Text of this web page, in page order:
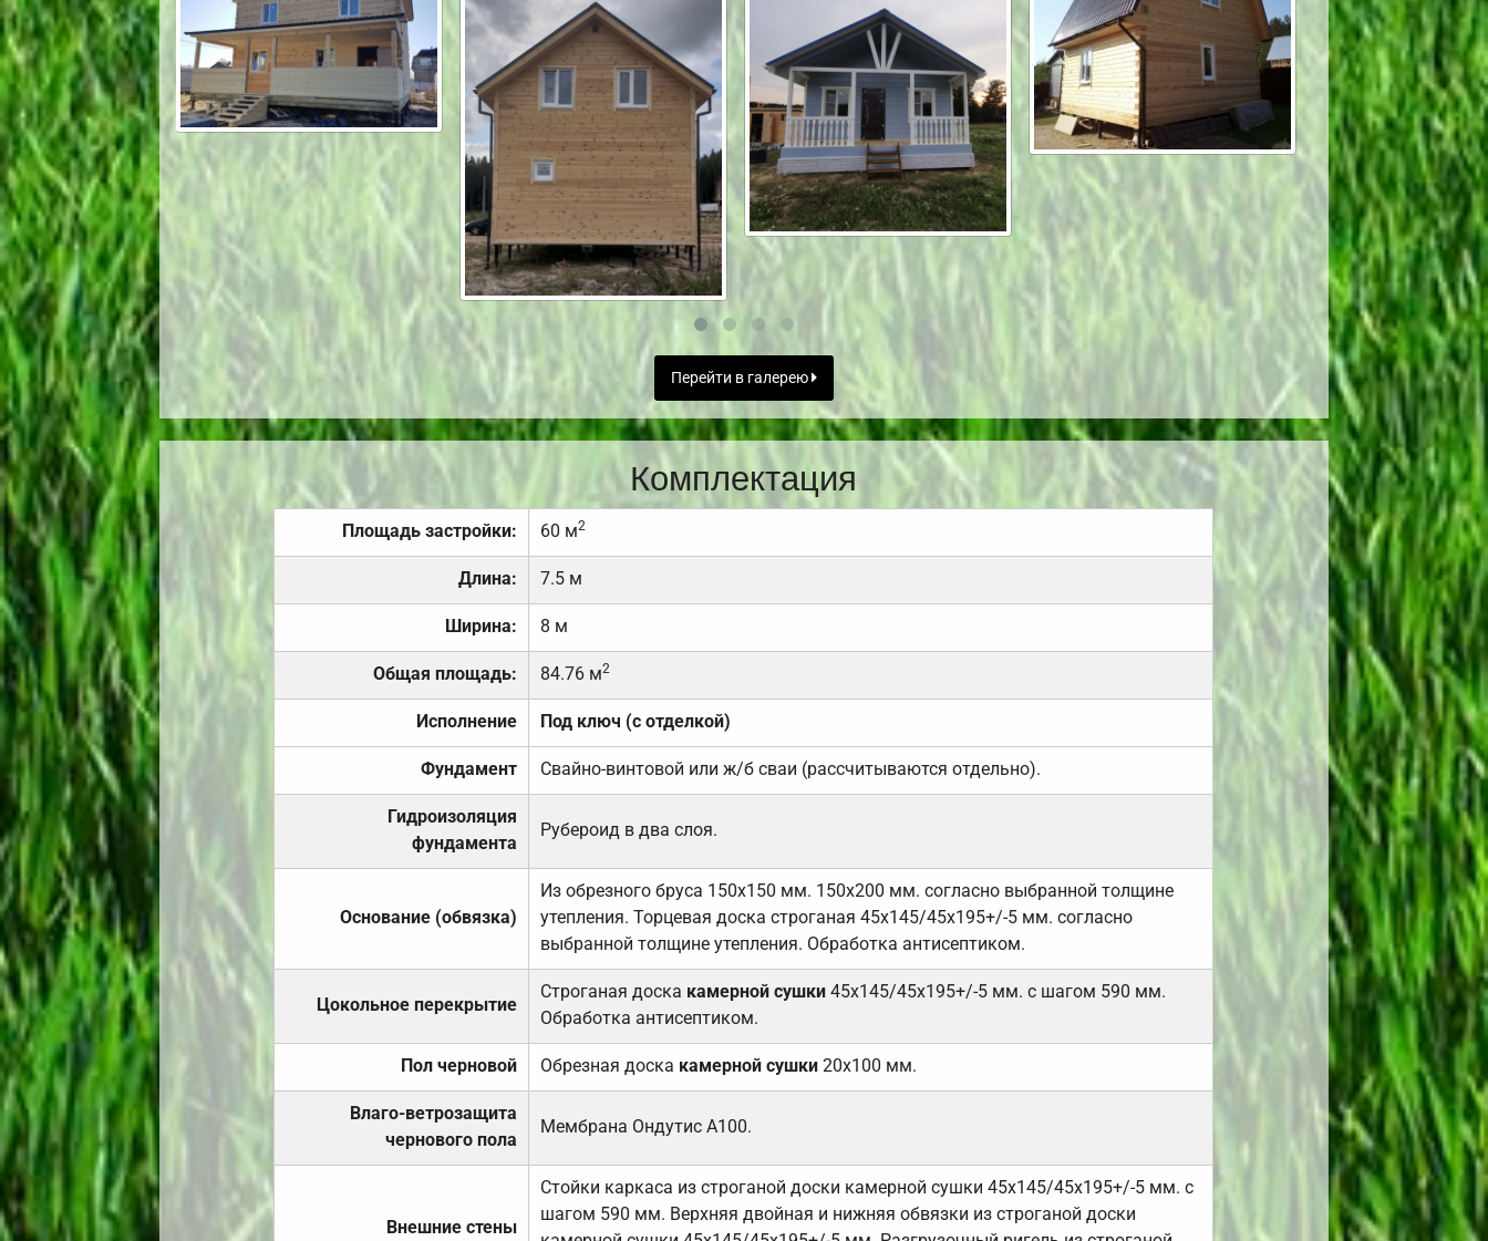
Перейти в галерею
Комплектация
Площадь застройки: 60 м2
Длина: 7.5 м
Ширина: 8 м
Общая площадь: 84.76 м2
Исполнение Под ключ (с отделкой)
Фундамент Свайно-винтовой или ж/б сваи (рассчитываются отдельно).
Гидроизоляция
фундамента
Рубероид в два слоя.
Основание (обвязка)
Из обрезного бруса 150х150 мм. 150х200 мм. согласно выбранной толщине
утепления. Торцевая доска строганая 45х145/45х195+/-5 мм. согласно
выбранной толщине утепления. Обработка антисептиком.
Цокольное перекрытие
Строганая доска камерной сушки 45х145/45х195+/-5 мм. с шагом 590 мм.
Обработка антисептиком.
Пол черновой Обрезная доска камерной сушки20х100 мм.
Влаго-ветрозащита
чернового пола
Мембрана Ондутис А100.
Внешние стены
Стойки каркаса из строганой доски камерной сушки 45х145/45х195+/-5 мм. с
шагом 590 мм. Верхняя двойная и нижняя обвязки из строганой доски